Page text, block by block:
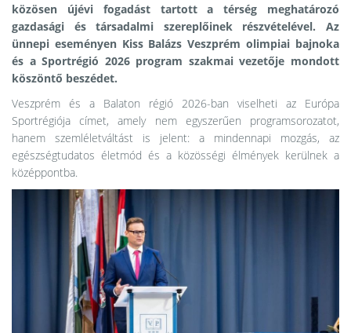
közösen újévi fogadást tartott a térség meghatározó
gazdasági és társadalmi szereplőinek részvételével. Az
ünnepi eseményen Kiss Balázs Veszprém olimpiai bajnoka
és a Sportrégió 2026 program szakmai vezetője mondott
köszöntő beszédet.
Veszprém és a Balaton régió 2026-ban viselheti az Európa
Sportrégiója címet, amely nem egyszerűen programsorozatot,
hanem szemléletváltást is jelent: a mindennapi mozgás, az
egészségtudatos életmód és a közösségi élmények kerülnek a
középpontba.